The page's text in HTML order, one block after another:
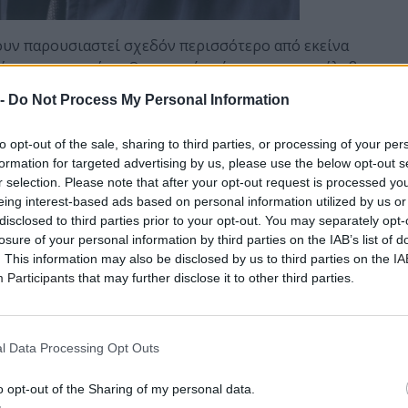
Do Not Process My Personal Information
opt-out of the sale, sharing to third parties, or processing of your
for targeted advertising by us, please use the below opt-out
selection. Please note that after your opt-out request is processed
interest-based ads based on personal information utilized by us
to third parties prior to your opt-out. You may separately
of your personal information by third parties on the IAB’s list of
This information may also be disclosed by us to third parties on the
Participants that may further disclose it to other third parties.
Data Processing Opt Outs
opt-out of the Sharing of my personal data.
παρουσιαστεί σχεδόν περισσότερο από εκείνα
του αιώνα. Ο ηχητικός κόσμος που συνέλαβε –μια
φέρει το άγγιγμα του χιονιού και προσομοιάζει όσο
τόπους της φαντασίας του συνθέτη και πλέον
μουσικά corpora των τελευταίων εκατό ετών,
όσο και από ακόλουθους της ποπ κουλτούρας.
της μεταστροφής του Περτ, καθώς αποτελεί πρότυπο
και μουσικής αναδημιουργίας. Στα μέσα του
κυρίαρχα πλην όμως άκαμπτα ρεύματα της άβαντ-
κολάζ και ο νεοκλασικισμός– ο Περτ αποσύρθηκε από
μια άλλη μουσική γλώσσα, ασκητικής ουσίας και
μελέτη του Γρηγοριανού άσματος και του Ορθόδοξου